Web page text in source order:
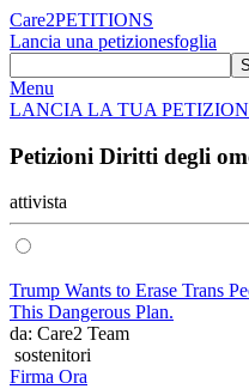
Care2PETITIONS
Lancia una petizionesfoglia
Menu
LANCIA LA TUA
Petizioni Diritti degli
attivista
Trump Wants to Erase Trans
This Dangerous Plan.
da: Care2 Team
sostenitori
Firma Ora